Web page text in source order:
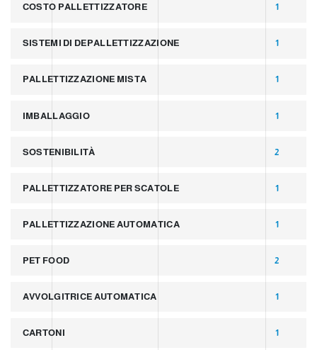
COSTO PALLETTIZZATORE 1
SISTEMI DI DEPALLETTIZZAZIONE 1
PALLETTIZZAZIONE MISTA 1
IMBALLAGGIO 1
SOSTENIBILITÀ 2
PALLETTIZZATORE PER SCATOLE 1
PALLETTIZZAZIONE AUTOMATICA 1
PET FOOD 2
AVVOLGITRICE AUTOMATICA 1
CARTONI 1